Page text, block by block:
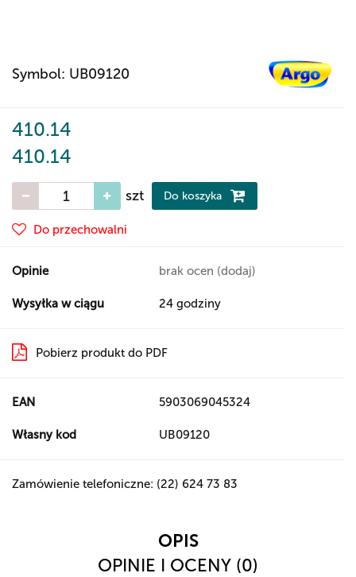
Symbol: UB09120
410.14
410.14
szt Do koszyka
Do przechowalni
Opinie brak ocen (dodaj)
Wysyłka w ciągu 24 godziny
Pobierz produkt do PDF
EAN 5903069045324
Własny kod UB09120
Zamówienie telefoniczne: (22) 624 73 83
OPIS
OPINIE I OCENY (0)